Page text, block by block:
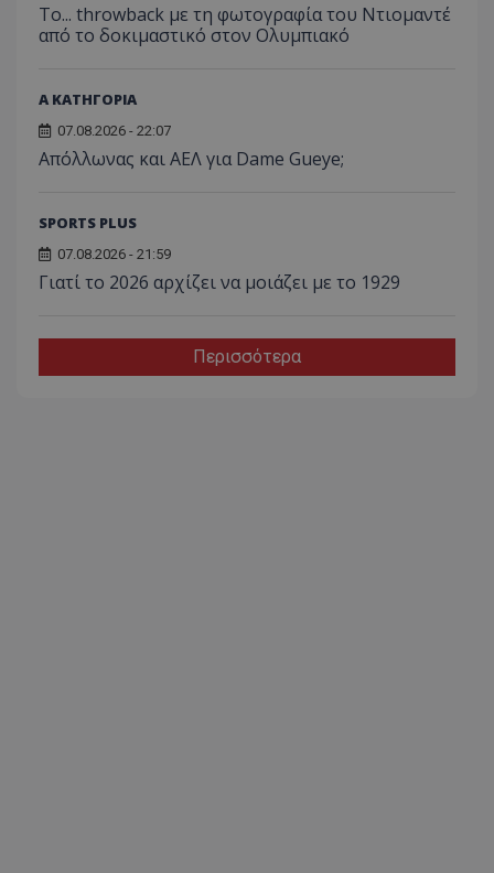
Το... throwback με τη φωτογραφία του Ντιομαντέ
από το δοκιμαστικό στον Ολυμπιακό
Α ΚΑΤΗΓΟΡΙΑ
07.08.2026 - 22:07
Απόλλωνας και ΑΕΛ για Dame Gueye;
SPORTS PLUS
07.08.2026 - 21:59
Γιατί το 2026 αρχίζει να μοιάζει με το 1929
Περισσότερα